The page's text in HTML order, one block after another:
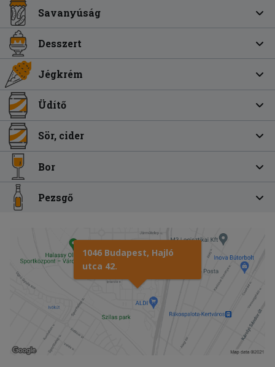
Savanyúság
Desszert
Jégkrém
Üdítő
Sör, cider
Bor
Pezsgő
1046 Budapest, Hajló
utca 42.